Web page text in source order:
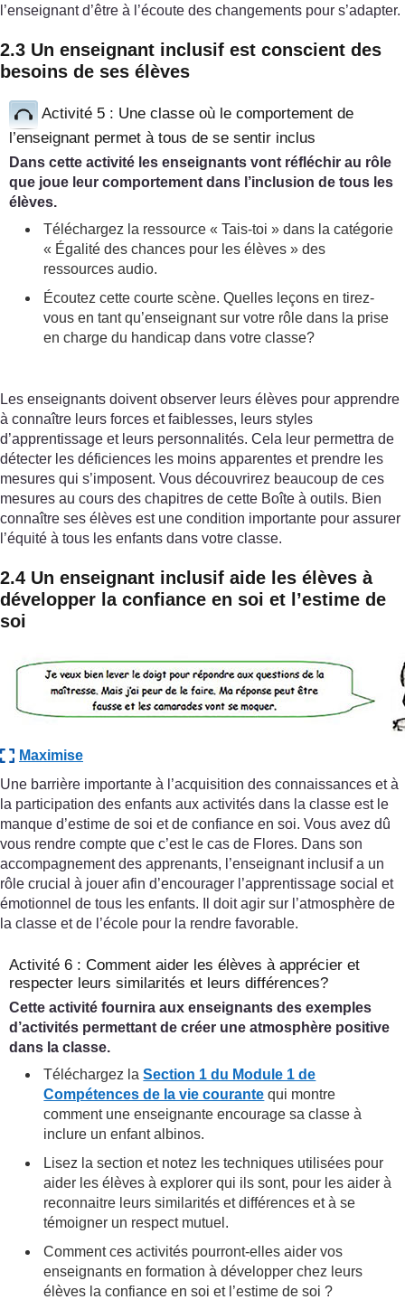
l’enseignant d’être à l’écoute des changements pour s’adapter.
2.3 Un enseignant inclusif est conscient des
besoins de ses élèves
Activité 5 : Une classe où le comportement de
l’enseignant permet à tous de se sentir inclus
Dans cette activité les enseignants vont réfléchir au rôle
que joue leur comportement dans l’inclusion de tous les
élèves.
Téléchargez la ressource « Tais-toi » dans la catégorie
« Égalité des chances pour les élèves » des
ressources audio.
Écoutez cette courte scène. Quelles leçons en tirez-
vous en tant qu’enseignant sur votre rôle dans la prise
en charge du handicap dans votre classe?
Les enseignants doivent observer leurs élèves pour apprendre
à connaître leurs forces et faiblesses, leurs styles
d’apprentissage et leurs personnalités. Cela leur permettra de
détecter les déficiences les moins apparentes et prendre les
mesures qui s’imposent. Vous découvrirez beaucoup de ces
mesures au cours des chapitres de cette Boîte à outils. Bien
connaître ses élèves est une condition importante pour assurer
l’équité à tous les enfants dans votre classe.
2.4 Un enseignant inclusif aide les élèves à
développer la confiance en soi et l’estime de
soi
Maximise
Une barrière importante à l’acquisition des connaissances et à
la participation des enfants aux activités dans la classe est le
manque d’estime de soi et de confiance en soi. Vous avez dû
vous rendre compte que c’est le cas de Flores. Dans son
accompagnement des apprenants, l’enseignant inclusif a un
rôle crucial à jouer afin d’encourager l’apprentissage social et
émotionnel de tous les enfants. Il doit agir sur l’atmosphère de
la classe et de l’école pour la rendre favorable.
Activité 6 : Comment aider les élèves à apprécier et
respecter leurs similarités et leurs différences?
Cette activité fournira aux enseignants des exemples
d’activités permettant de créer une atmosphère positive
dans la classe.
Téléchargez laSection 1 du Module 1 de
Compétences de la vie courante qui montre
comment une enseignante encourage sa classe à
inclure un enfant albinos.
Lisez la section et notez les techniques utilisées pour
aider les élèves à explorer qui ils sont, pour les aider à
reconnaitre leurs similarités et différences et à se
témoigner un respect mutuel.
Comment ces activités pourront-elles aider vos
enseignants en formation à développer chez leurs
élèves la confiance en soi et l’estime de soi ?